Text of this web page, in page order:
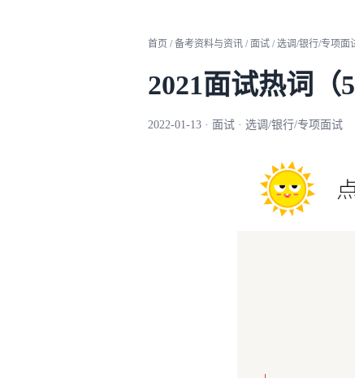
首页 / 备考资料与资讯 / 面试 / 选调/银行/专项面
2021面试热词（5
2022-01-13 · 面试 · 选调/银行/专项面试